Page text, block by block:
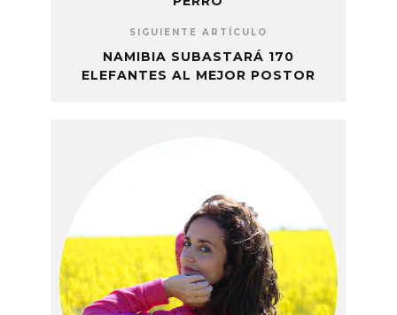
SIGUIENTE ARTÍCULO
NAMIBIA SUBASTARÁ 170
ELEFANTES AL MEJOR POSTOR